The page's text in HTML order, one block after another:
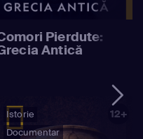
Pierdute:
Antică
Istorie
Documentar
12+